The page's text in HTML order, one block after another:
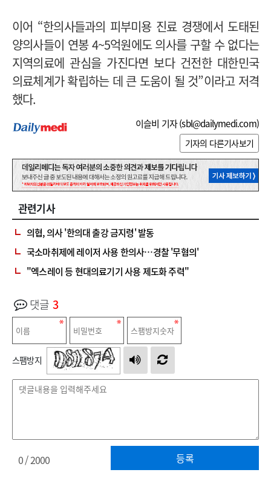
이어 “한의사들과의 피부미용 진료 경쟁에서 도태된
양의사들이 연봉 4~5억원에도 의사를 구할 수 없다는
지역의료에 관심을 가진다면 보다 건전한 대한민국
의료체계가 확립하는 데 큰 도움이 될 것”이라고 저격
했다.
이슬비 기자 (sbl@dailymedi.com)
기자의 다른기사보기
관련기사
의협, 의사 '한의대 출강 금지령' 발동
국소마취제에 레이저 사용 한의사…경찰 '무혐의'
"엑스레이 등 현대의료기기 사용 제도화 주력"
댓글 3
스팸방지
등록
0/ 2000